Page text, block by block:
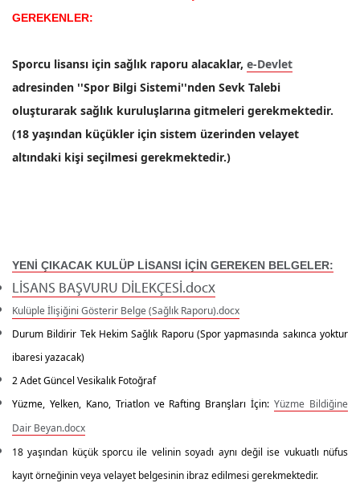
GEREKENLER:
Sporcu lisansı için sağlık raporu alacaklar, e-Devlet
adresinden ''Spor Bilgi Sistemi''nden Sevk Talebi
oluşturarak sağlık kuruluşlarına gitmeleri gerekmektedir.
(18 yaşından küçükler için sistem üzerinden velayet
altındaki kişi seçilmesi gerekmektedir.)
YENİ ÇIKACAK KULÜP LİSANSI İÇİN GEREKEN BELGELER:
LİSANS BAŞVURU DİLEKÇESİ.docx
Kulüple İlişiğini Gösterir Belge (Sağlık Raporu).docx
Durum Bildirir Tek Hekim Sağlık Raporu (Spor yapmasında sakınca yoktur
ibaresi yazacak)
2 Adet Güncel Vesikalık Fotoğraf
Yüzme, Yelken, Kano, Triatlon ve Rafting Branşları İçin: Yüzme Bildiğine
Dair Beyan.docx
18 yaşından küçük sporcu ile velinin soyadı aynı değil ise vukuatlı nüfus
kayıt örneğinin veya velayet belgesinin ibraz edilmesi gerekmektedir.